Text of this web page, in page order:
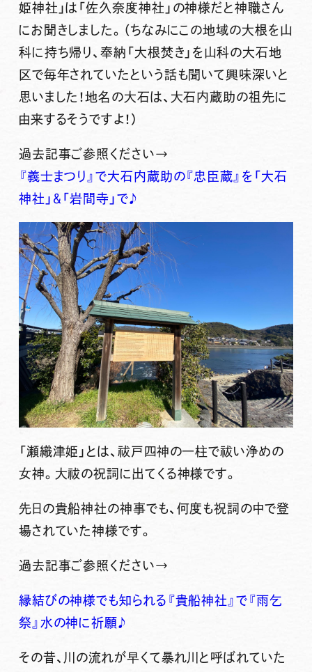
姫神社」は「佐久奈度神社」の神様だと神職さん
にお聞きしました。（ちなみにこの地域の大根を山
科に持ち帰り、奉納「大根焚き」を山科の大石地
区で毎年されていたという話も聞いて興味深いと
思いました！地名の大石は、大石内蔵助の祖先に
由来するそうですよ！）
過去記事ご参照ください→
『義士まつり』で大石内蔵助の『忠臣蔵』を「大石
神社」＆「岩間寺」で♪
「瀬織津姫 」とは、祓戸四神の一柱で祓い浄めの
女神。 大祓の祝詞 に出てくる神様です。
先日の貴船神社の神事でも、何度も祝詞の中で登
場されていた神様です。
過去記事ご参照ください→
縁結びの神様でも知られる『貴船神社』で『雨乞
祭』水の神に祈願♪
その昔、川の流れが早くて暴れ川と呼ばれていた